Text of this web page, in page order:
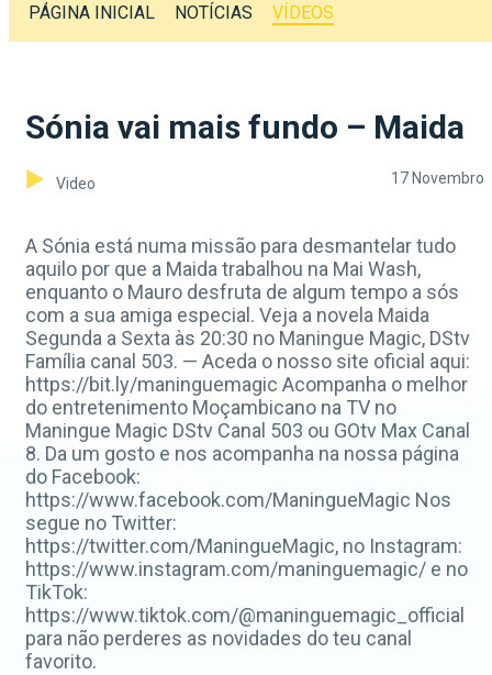
PÁGINA INICIAL NOTÍCIAS VÍDEOS
Sónia vai mais fundo – Maida
Video 17 Novembro
A Sónia está numa missão para desmantelar tudo
aquilo por que a Maida trabalhou na Mai Wash,
enquanto o Mauro desfruta de algum tempo a sós
com a sua amiga especial. Veja a novela Maida
Segunda a Sexta às 20:30 no Maningue Magic, DStv
Família canal 503. — Aceda o nosso site oficial aqui:
https://bit.ly/maninguemagic Acompanha o melhor
do entretenimento Moçambicano na TV no
Maningue Magic DStv Canal 503 ou GOtv Max Canal
8. Da um gosto e nos acompanha na nossa página
do Facebook:
https://www.facebook.com/ManingueMagic Nos
segue no Twitter:
https://twitter.com/ManingueMagic, no Instagram:
https://www.instagram.com/maninguemagic/ e no
TikTok:
https://www.tiktok.com/@maninguemagic_official
para não perderes as novidades do teu canal
favorito.